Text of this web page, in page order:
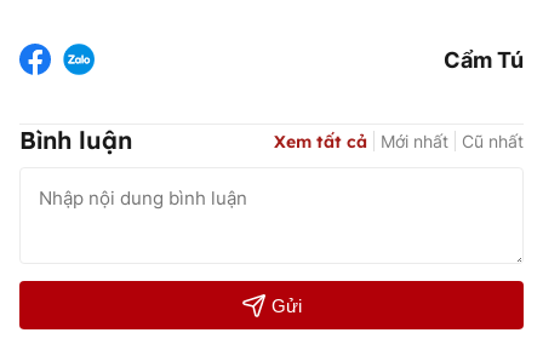
Cẩm Tú
Bình luận Xem tất cả Mới nhất Cũ nhất
Gửi